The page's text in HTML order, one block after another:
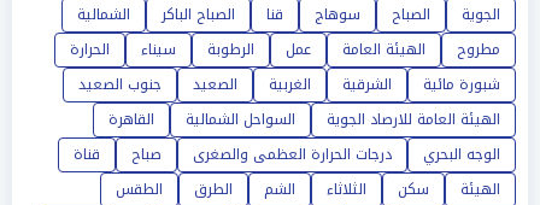
الجوية
الصباح سوهاج قنا الصباح الباكر
الشمالية
مطروح
الهيئة العامة عمل الرطوبة سيناء
الحرارة
شبورة مائية
الشرقية الغربية الصعيد
جنوب الصعيد
الهيئة العامة للارصاد الجوية
السواحل الشمالية
القاهرة
الوجه البحري
درجات الحرارة العظمى والصغرى صباح
قناة
الهيئة
سكن الثلاثاء الشم الطرق
الطقس